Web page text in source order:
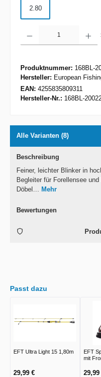
2.80
Produktnummer: 168BL-
Hersteller: European
EAN: 4255835809311
Hersteller-Nr.: 168BL-
Alle Varianten (8)
Beschreibung
Feiner, leichter Blinker in
Begleiter für Forellensee
Döbel… Mehr
Bewertungen
Passt dazu
EFT Ultra Light 15 1,80m
29,99 €
EFT
mit
29,99